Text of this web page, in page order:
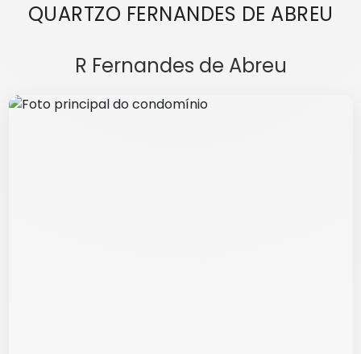
QUARTZO FERNANDES DE ABREU
R Fernandes de Abreu